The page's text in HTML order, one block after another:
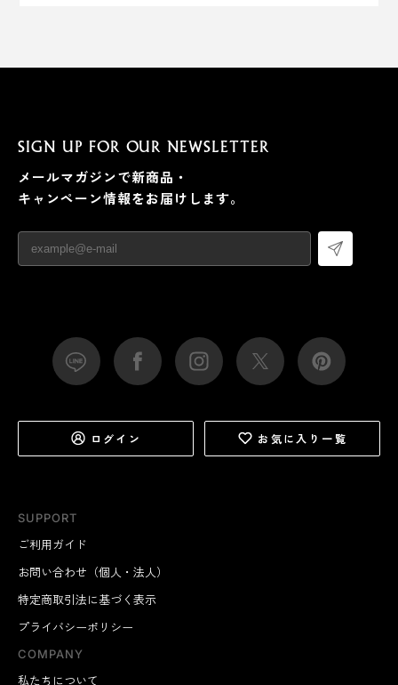
SUPPORT
ご利用ガイド
お問い合わせ（個人・法人）
特定商取引法に基づく表示
プライバシーポリシー
COMPANY
私たちについて
SIGN UP FOR OUR NEWSLETTER
メールマガジンで新商品・
キャンペーン情報をお届けします。
ログイン お気に入り一覧